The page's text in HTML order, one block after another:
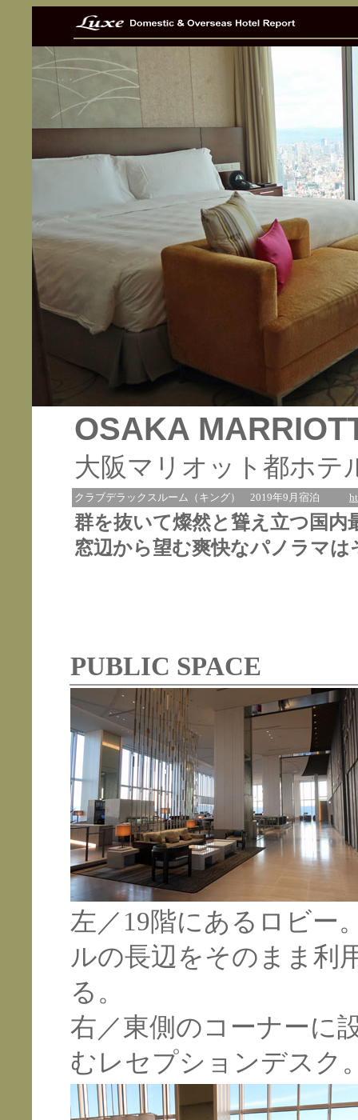
OSAKA
大阪マリオット都ホテ
クラブデラックスルーム（キング） 2019年9月宿泊
群を抜いて燦然と聳え立つ国内
窓辺から望む爽快なパノラマ
PUBLIC SPACE
左／19階にあるロビー
ルの長辺をそのまま利
る。
右／東側のコーナーに
むレセプションデスク